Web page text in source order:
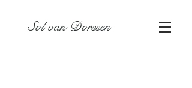
Sol van Dorssen